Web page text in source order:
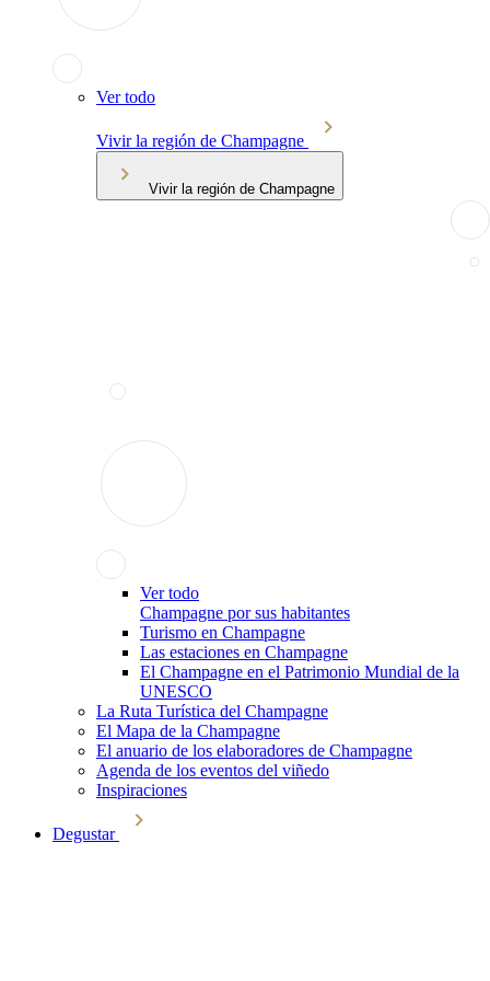
Ver todo
Vivir la región de Champagne
Vivir la región de Champagne
Ver todo
Champagne por sus habitantes
Turismo en Champagne
Las estaciones en Champagne
El Champagne en el Patrimonio Mundial de la
UNESCO
La Ruta Turística del Champagne
El Mapa de la Champagne
El anuario de los elaboradores de Champagne
Agenda de los eventos del viñedo
Inspiraciones
Degustar